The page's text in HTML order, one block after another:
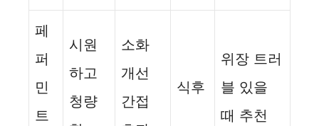
페
퍼
민
트
시원
하고
청량
소화
개선
간접
식후
위장 트러
블 있을
때 추천